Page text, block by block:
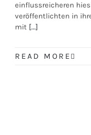
einflussreicheren
veröffentlichten in
mit [...]
READ MORE